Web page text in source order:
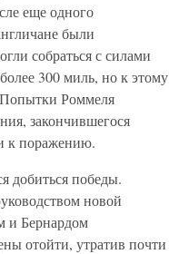
еще одного
были
собраться с силами
300 миль, но к этому
Роммеля
закончившегося
к поражению.
добиться победы.
новой
и Бернардом
отойти, утратив почти